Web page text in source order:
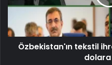
Özbekistan'ın tekstil
dolara